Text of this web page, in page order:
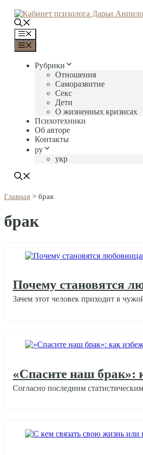
Перейти
содержимому
Меню
Меню
Рубрики
Отношения
Саморазвитие
Секс
Дети
О жизненных кризисах
Психотехники
Об авторе
Контакты
ру
укр
Главная > брак
брак
Почему становятся
Зачем этот человек приходит в
«Спасите наш брак»:
Согласно последним